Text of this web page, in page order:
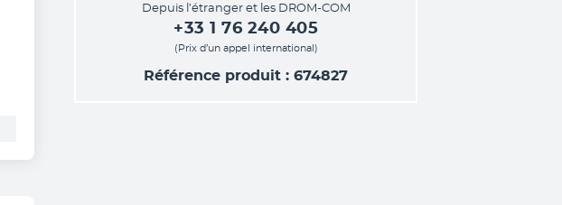
Depuis l’étranger et les DROM-COM
+33 1 76 240 405
(Prix d’un appel international)
Référence produit : 674827